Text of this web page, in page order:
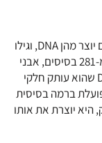
ראשית בדקו החוקרים מהן המולקולות שהאנזים יוצר מהן DNA, וגילו
שיש רק אחת כזאת: מולקולת RNA שמורכבת מ-281 בסיסים, אבני
הבניין של ה-RNA וגם ה-DNA. האנזים יוצר DNA שהוא עותק חלקי
פועלת ברמה בסיסית
היא יוצרת את אותו